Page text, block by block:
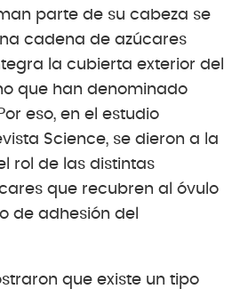
parte de su cabeza se
cadena de azúcares
la cubierta exterior del
que han denominado
eso, en el estudio
Science, se dieron a la
rol de las distintas
que recubren al óvulo
de adhesión del
que existe un tipo